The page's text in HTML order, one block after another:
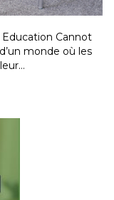
Cannot
monde où les